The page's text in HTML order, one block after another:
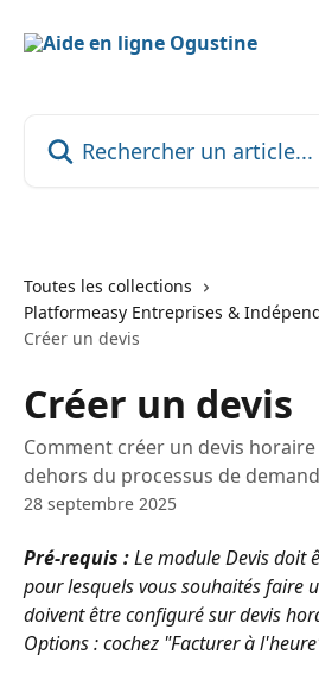
Toutes les collections
Platformeasy Entreprises &
Créer un devis
Créer un devis
Comment créer un devis
dehors du processus de
28 septembre 2025
Pré-requis : Le module Devis doit
pour lesquels vous souhaités faire
doivent être configuré sur devis
Options : cochez "Facturer à